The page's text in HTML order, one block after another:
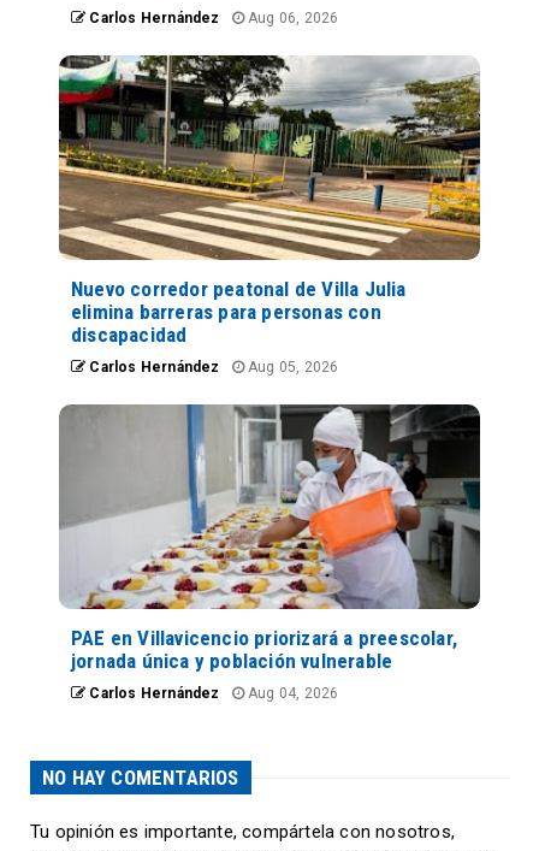
Carlos Hernández Aug 06, 2026
Nuevo corredor peatonal de Villa Julia
elimina barreras para personas con
discapacidad
Carlos Hernández Aug 05, 2026
PAE en Villavicencio priorizará a preescolar,
jornada única y población vulnerable
Carlos Hernández Aug 04, 2026
NO HAY COMENTARIOS
Tu opinión es importante, compártela con nosotros,